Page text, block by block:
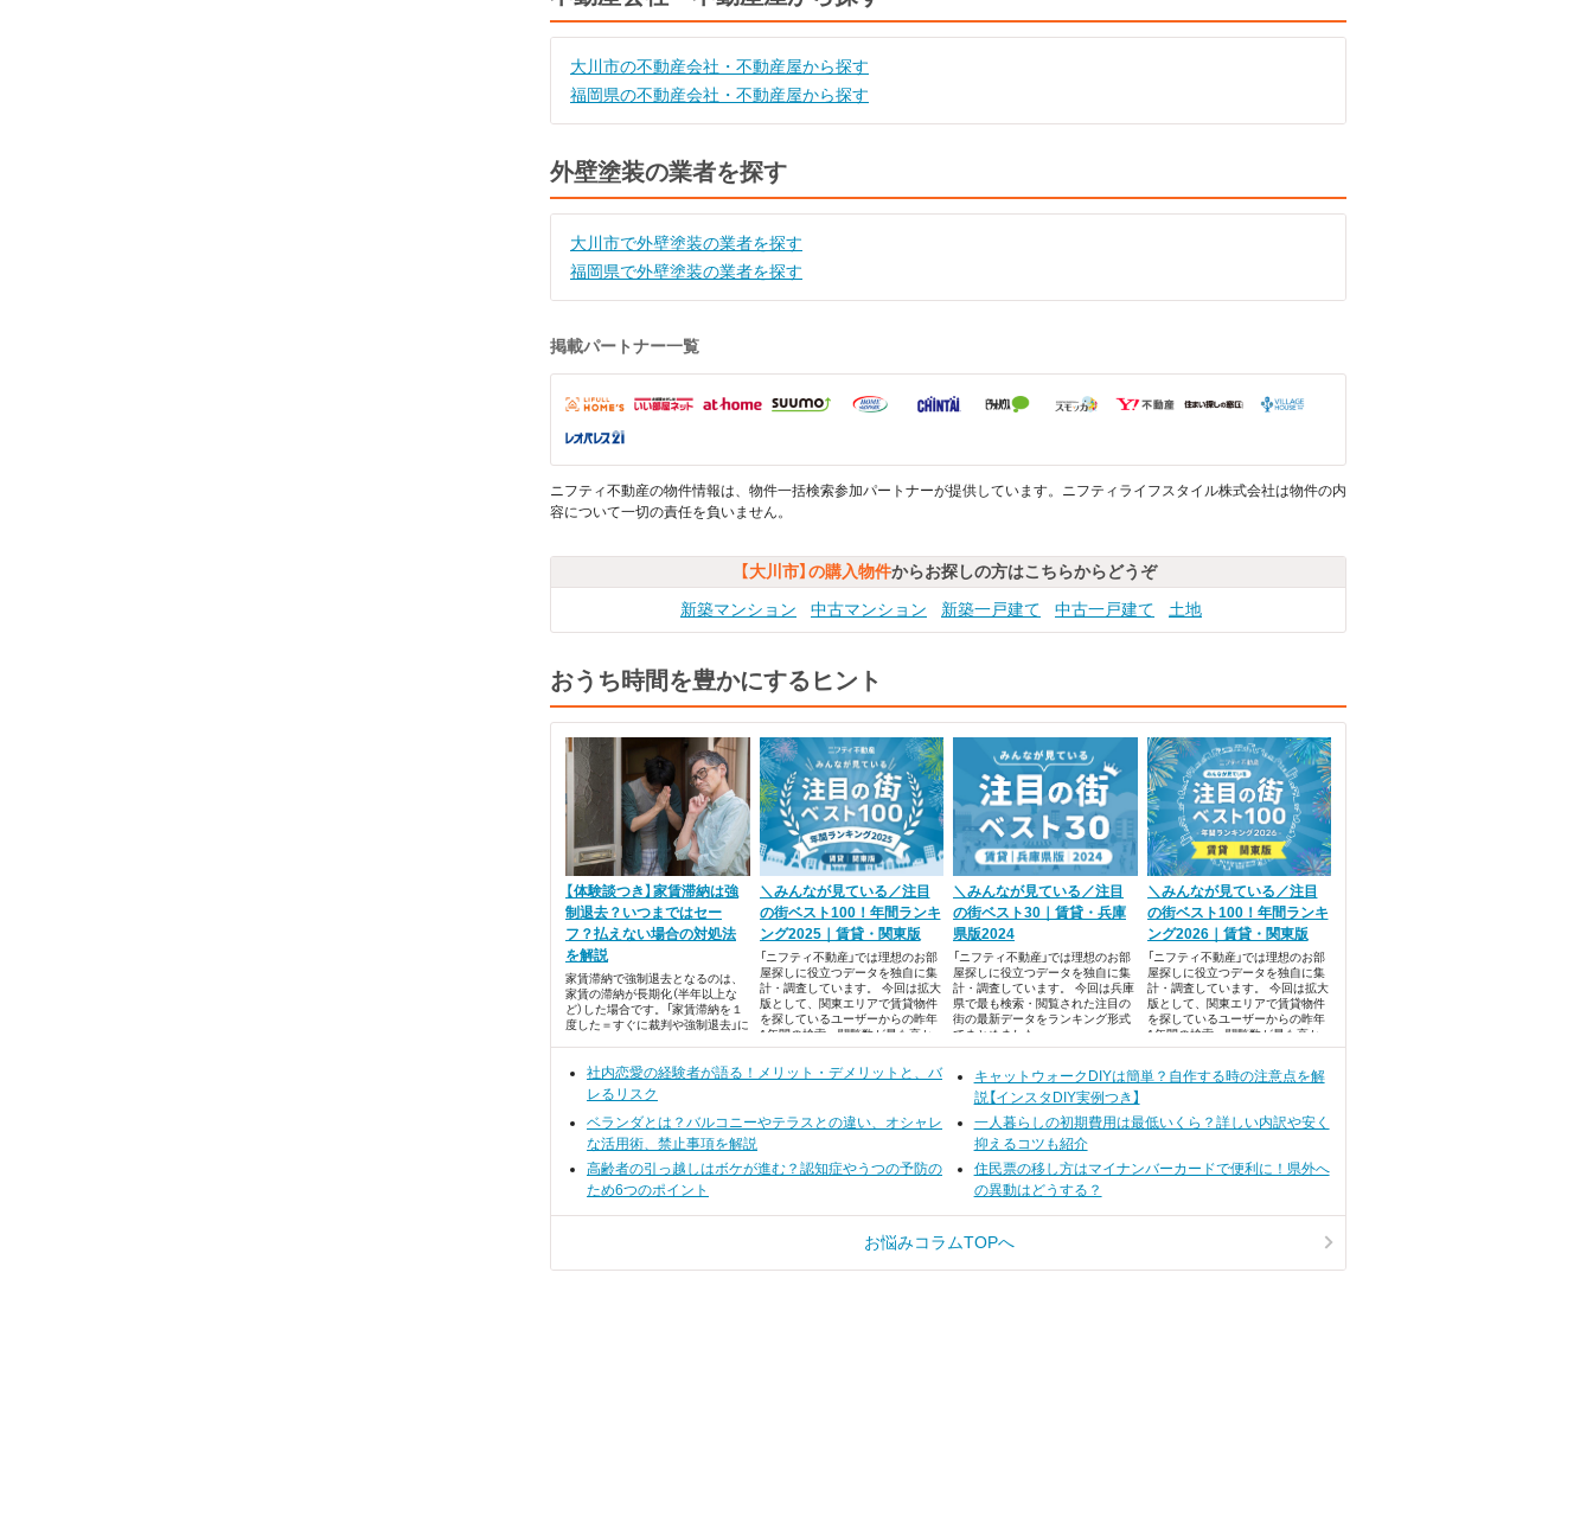
大川市の不動産会社・不動産屋から探す
福岡県の不動産会社・不動産屋から探す
外壁塗装の業者を探す
大川市で外壁塗装の業者を探す
福岡県で外壁塗装の業者を探す
掲載パートナー一覧
ニフティ不動産の物件情報は、物件一括検索参加パートナーが提供しています。ニフティライフスタイル株式会社は物件の内
容について一切の責任を負いません。
【大川市】の購入物件からお探しの方はこちらからどうぞ
新築マンション
中古マンション 新築一戸建て 中古一戸建て 土地
おうち時間を豊かにするヒント
【体験談つき】家賃滞納は強
制退去？いつまではセー
フ？払えない場合の対処法
を解説
家賃滞納で強制退去となるのは、
家賃の滞納が長期化（半年以上な
ど）した場合です。「家賃滞納を１
度した＝すぐに裁判や強制退去」に
れば「延滞損害金」が発生し、賃貸
借契約の内容によっては「取り立て
が厳しい」「今後の生活に影響する」
ケースもあります。
＼みんなが見ている／注目
の街ベスト100！年間ランキ
ング2025｜賃貸・関東版
「ニフティ不動産」では理想のお部
屋探しに役立つデータを独自に集
計・調査しています。 今回は拡大
版として、関東エリアで賃貸物件
を探しているユーザーからの昨年
1年間の検索・閲覧数が最も高か
った、注目の街ランキングベスト
100を発表します！
＼みんなが見ている／注目
の街ベスト30｜賃貸・兵庫
県版2024
「ニフティ不動産」では理想のお部
屋探しに役立つデータを独自に集
計・調査しています。 今回は兵庫
県で最も検索・閲覧された注目の
街の最新データをランキング形式
でまとめました。
＼みんなが見ている／注目
の街ベスト100！年間ランキ
ング2026｜賃貸・関東版
「ニフティ不動産」では理想のお部
屋探しに役立つデータを独自に集
計・調査しています。 今回は拡大
版として、関東エリアで賃貸物件
を探しているユーザーからの昨年
1年間の検索・閲覧数が最も高か
った、注目の街ランキングベスト
社内恋愛の経験者が語る！メリット・デメリットと、バ
レるリスク
キャットウォークDIYは簡単？自作する時の注意点を解
説【インスタDIY実例つき】
ベランダとは？バルコニーやテラスとの違い、オシャレ
な活用術、禁止事項を解説
一人暮らしの初期費用は最低いくら？詳しい内訳や安く
抑えるコツも紹介
高齢者の引っ越しはボケが進む？認知症やうつの予防の
ため6つのポイント
住民票の移し方はマイナンバーカードで便利に！県外へ
の異動はどうする？
お悩みコラムTOPへ